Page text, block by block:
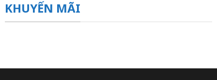
KHUYẾN MÃI